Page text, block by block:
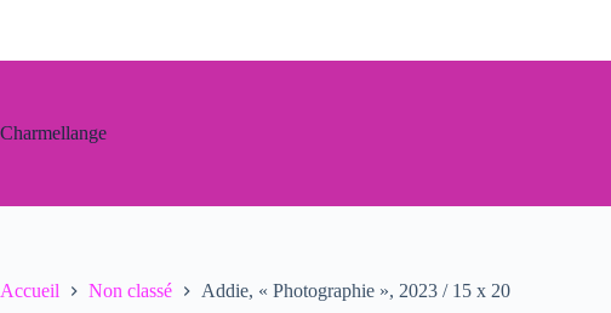
Charmellange
Accueil Non classé Addie, « Photographie », 2023 / 15 x 20